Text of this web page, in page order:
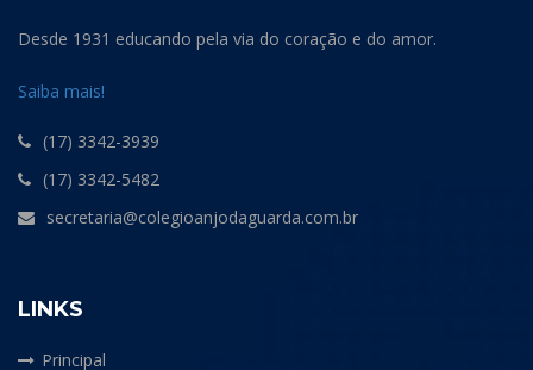
Desde 1931 educando pela via do coração e do amor.
Saiba mais!
(17) 3342-3939
(17) 3342-5482
secretaria@colegioanjodaguarda.com.br
LINKS
Principal